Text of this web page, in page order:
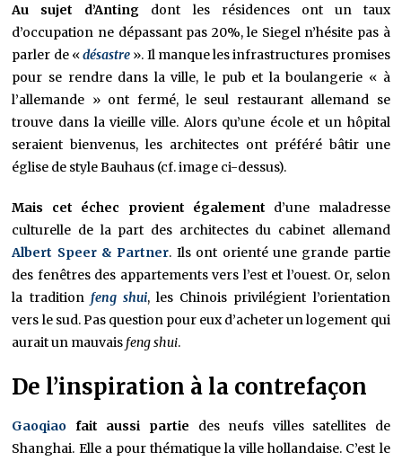
Au sujet d’Anting dont les résidences ont un taux
d’occupation ne dépassant pas 20%, le Siegel n’hésite pas à
parler de «désastre ». Il manque les infrastructures promises
pour se rendre dans la ville, le pub et la boulangerie « à
l’allemande » ont fermé, le seul restaurant allemand se
trouve dans la vieille ville. Alors qu’une école et un hôpital
seraient bienvenus, les architectes ont préféré bâtir une
église de style Bauhaus (cf. image ci-dessus).
Mais cet échec provient également d’une maladresse
culturelle de la part des architectes du cabinet allemand
Albert Speer & Partner. Ils ont orienté une grande partie
des fenêtres des appartements vers l’est et l’ouest. Or, selon
la tradition feng shui, les Chinois privilégient l’orientation
vers le sud. Pas question pour eux d’acheter un logement qui
aurait un mauvais feng shui.
De l’inspiration à la contrefaçon
Gaoqiao fait aussi partie des neufs villes satellites de
Shanghai. Elle a pour thématique la ville hollandaise. C’est le